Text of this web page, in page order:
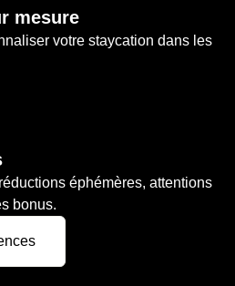
mesure
votre staycation dans les
éphémères, attentions
bonus.